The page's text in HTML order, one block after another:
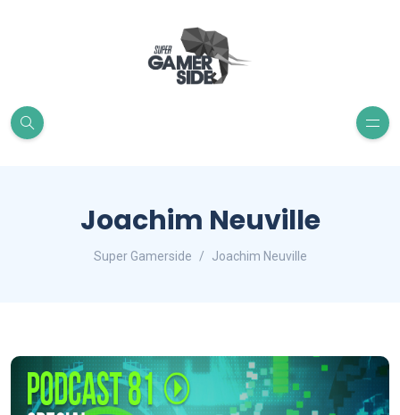
Joachim Neuville
Super Gamerside Joachim Neuville